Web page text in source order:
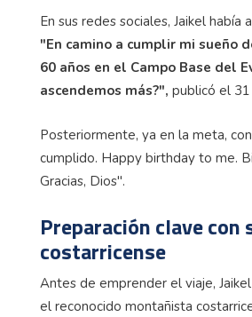
En sus redes sociales, Jaikel había
"En camino a cumplir mi sueño
60 años en el Campo Base del
ascendemos más?", publicó el
Posteriormente, ya en la meta,
cumplido. Happy birthday to me.
Gracias, Dios".
Preparación clave con
costarricense
Antes de emprender el viaje,
el reconocido montañista